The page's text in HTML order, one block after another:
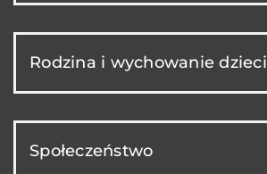
Rodzina i wychowanie dzieci
Społeczeństwo